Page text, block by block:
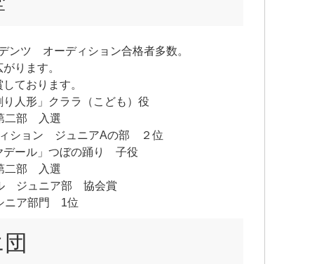
ンツ オーディション合格者多数。
ります。
ております。
り人形」クララ（こども）役
二部 入選
ィション ジュニアAの部 ２位
デール」つぼの踊り 子役
二部 入選
ル ジュニア部 協会賞
ニア部門 1位